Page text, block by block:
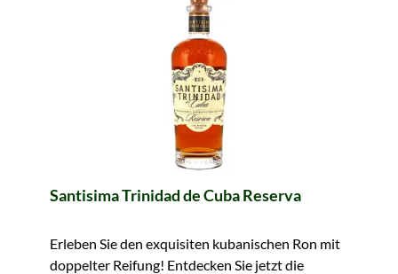
Santisima Trinidad de Cuba Reserva
Erleben Sie den exquisiten kubanischen Ron mit
doppelter Reifung! Entdecken Sie jetzt die